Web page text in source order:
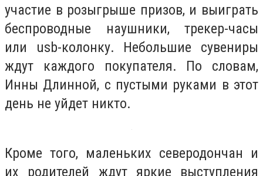
участие в розыгрыше призов, и выиграть
беспроводные наушники, трекер-часы
или usb-колонку. Небольшие сувениры
ждут каждого покупателя. По словам,
Инны Длинной, с пустыми руками в этот
день не уйдет никто.
Кроме того, маленьких северодончан и
их родителей ждут яркие выступления